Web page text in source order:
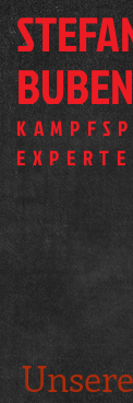
BUBEN
EXPERTE